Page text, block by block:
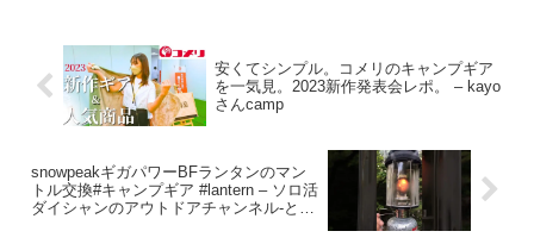
安くてシンプル。コメリのキャンプギア
を一気見。2023新作発表会レポ。 – kayo
さんcamp
snowpeakギガパワーBFランタンのマン
トル交換#キャンプギア #lantern – ソロ活
ダイシャンのアウトドアチャンネル-とき